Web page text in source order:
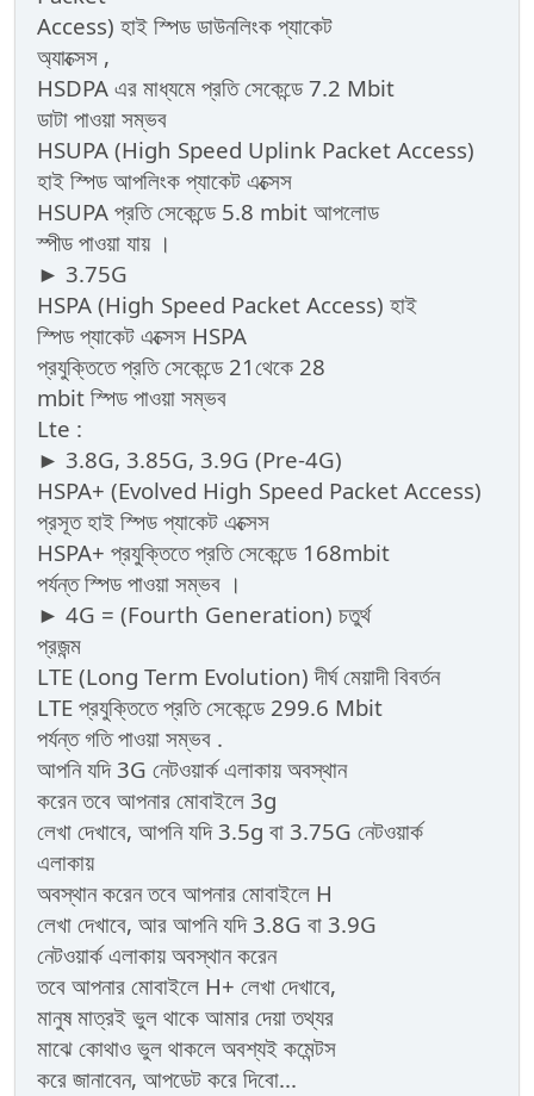
Access) হাই স্পিড ডাউনলিংক প্যাকেট
অ্যাক্সেস ,
HSDPA এর মাধ্যমে প্রতি সেকেন্ডে 7.2 Mbit
ডাটা পাওয়া সম্ভব
HSUPA (High Speed Uplink Packet Access)
হাই স্পিড আপলিংক প্যাকেট এক্সেস
HSUPA প্রতি সেকেন্ডে 5.8 mbit আপলোড
স্পীড পাওয়া যায় ।
► 3.75G
HSPA (High Speed Packet Access) হাই
স্পিড প্যাকেট এক্সেস HSPA
প্রযুক্তিতে প্রতি সেকেন্ডে 21থেকে 28
mbit স্পিড পাওয়া সম্ভব
Lte :
► 3.8G, 3.85G, 3.9G (Pre-4G)
HSPA+ (Evolved High Speed Packet Access)
প্রসূত হাই স্পিড প্যাকেট এক্সেস
HSPA+ প্রযুক্তিতে প্রতি সেকেন্ডে 168mbit
পর্যন্ত স্পিড পাওয়া সম্ভব ।
► 4G = (Fourth Generation) চতুর্থ
প্রজন্ম
LTE (Long Term Evolution) দীর্ঘ মেয়াদী বিবর্তন
LTE প্রযুক্তিতে প্রতি সেকেন্ডে 299.6 Mbit
পর্যন্ত গতি পাওয়া সম্ভব .
আপনি যদি 3G নেটওয়ার্ক এলাকায় অবস্থান
করেন তবে আপনার মোবাইলে 3g
লেখা দেখাবে, আপনি যদি 3.5g বা 3.75G নেটওয়ার্ক
এলাকায়
অবস্থান করেন তবে আপনার মোবাইলে H
লেখা দেখাবে, আর আপনি যদি 3.8G বা 3.9G
নেটওয়ার্ক এলাকায় অবস্থান করেন
তবে আপনার মোবাইলে H+ লেখা দেখাবে,
মানুষ মাত্রই ভুল থাকে আমার দেয়া তথ্যর
মাঝে কোথাও ভুল থাকলে অবশ্যই কমেন্টস
করে জানাবেন, আপডেট করে দিবো...